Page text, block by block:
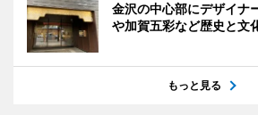
金沢の中心部にデザイナ
や加賀五彩など歴史と文
もっと見る